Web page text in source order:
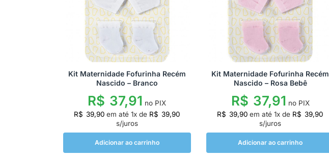
Kit Maternidade Fofurinha Recém
Nascido – Branco
R$ 37,91 no PIX
R$ 39,90 em até 1x de R$ 39,90
s/juros
Adicionar ao carrinho
Kit Maternidade Fofurinha Recém
Nascido – Rosa Bebê
R$ 37,91 no PIX
R$ 39,90 em até1x de R$ 39,90
s/juros
Adicionar ao carrinho